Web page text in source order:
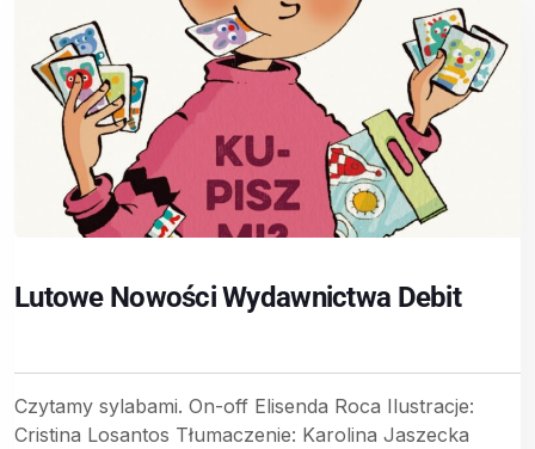
Lutowe Nowości Wydawnictwa Debit
Czytamy sylabami. On-off Elisenda Roca Ilustracje:
Cristina Losantos Tłumaczenie: Karolina Jaszecka